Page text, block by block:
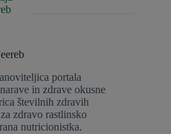
portala
in zdrave okusne
številnih zdravih
zdravo rastlinsko
nutricionistka.